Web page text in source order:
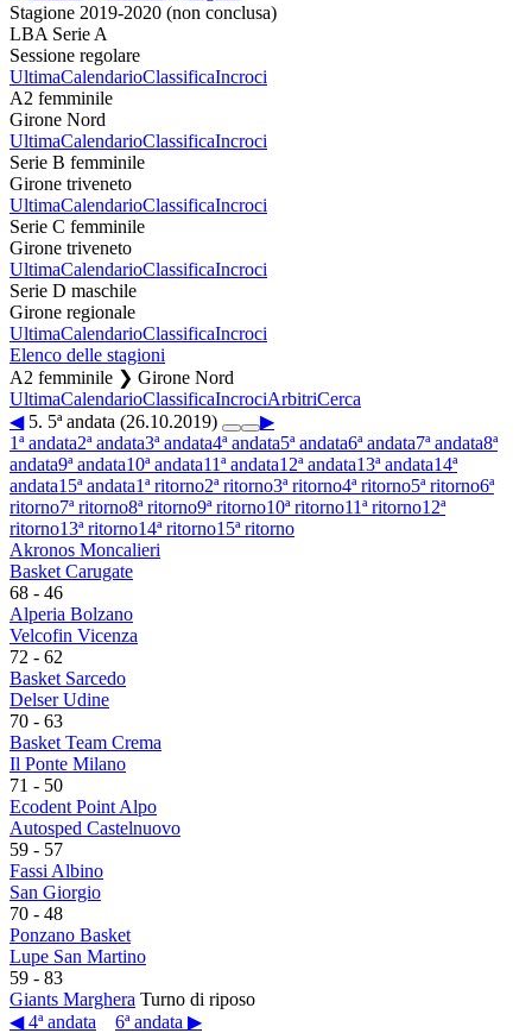
Stagione 2019-2020 (non conclusa)
LBA Serie A
Sessione regolare
UltimaCalendarioClassificaIncroci
A2 femminile
Girone Nord
UltimaCalendarioClassificaIncroci
Serie B femminile
Girone triveneto
UltimaCalendarioClassificaIncroci
Serie C femminile
Girone triveneto
UltimaCalendarioClassificaIncroci
Serie D maschile
Girone regionale
UltimaCalendarioClassificaIncroci
Elenco delle stagioni
A2 femminile ❯ Girone Nord
UltimaCalendarioClassificaIncrociArbitriCerca
◀5. 5ª andata (26.10.2019)
▶
1ª andata2ª andata3ª andata4ª andata5ª andata6ª andata7ª andata8ª
andata9ª andata10ª andata11ª andata12ª andata13ª andata14ª
andata15ª andata1ª ritorno2ª ritorno3ª ritorno4ª ritorno5ª ritorno6ª
ritorno7ª ritorno8ª ritorno9ª ritorno10ª ritorno11ª ritorno12ª
ritorno13ª ritorno14ª ritorno15ª ritorno
Akronos Moncalieri
Basket Carugate
68 - 46
Alperia Bolzano
Velcofin Vicenza
72 - 62
Basket Sarcedo
Delser Udine
70 - 63
Basket Team Crema
Il Ponte Milano
71 - 50
Ecodent Point Alpo
Autosped Castelnuovo
59 - 57
Fassi Albino
San Giorgio
70 - 48
Ponzano Basket
Lupe San Martino
59 - 83
Giants Marghera Turno di riposo
◀ 4ª andata
6ª andata ▶